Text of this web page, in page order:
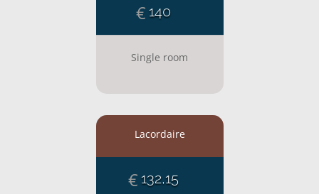
€ 140
Single room
Lacordaire
€ 132,15